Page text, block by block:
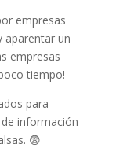
empresas
aparentar un
empresas
tiempo!
para
información
😨